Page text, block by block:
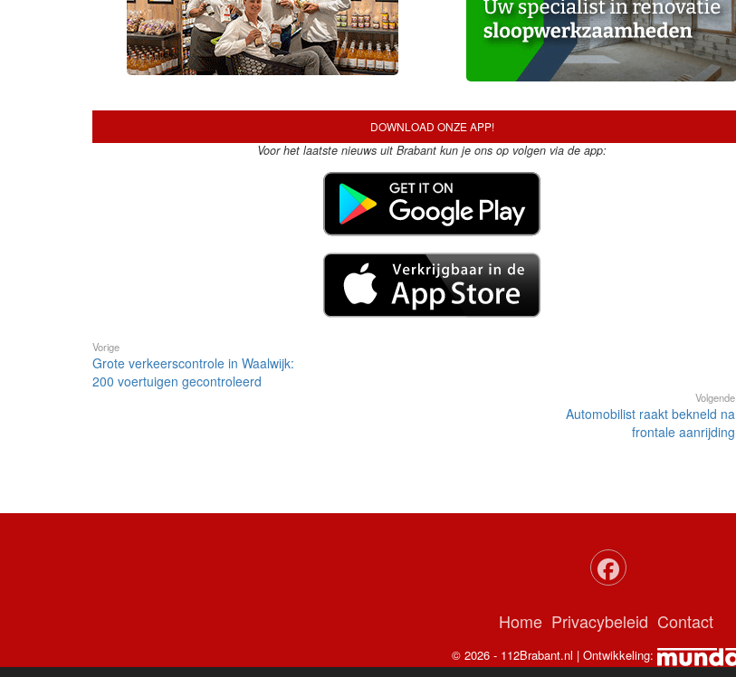
DOWNLOAD ONZE APP!
Voor het laatste nieuws uit Brabant kun je ons op volgen via de app:
Vorige
Grote verkeerscontrole in Waalwijk:
200 voertuigen gecontroleerd
Volgende
Automobilist raakt bekneld na
frontale aanrijding
Home Privacybeleid Contact
© 2026 - 112Brabant.nl | Ontwikkeling: